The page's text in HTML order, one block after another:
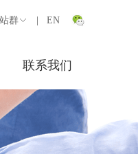
群 EN
联系我们